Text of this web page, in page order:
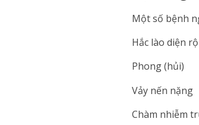
Một số bệnh
Hắc lào diện
Phong (hủi)
Vảy nến nặng
Chàm nhiễm